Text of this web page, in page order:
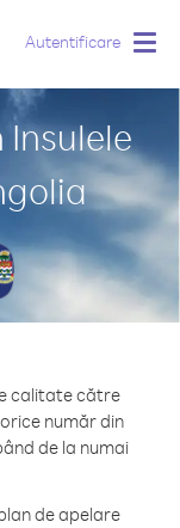
Autentificare
calitate către
număr din
de la numai
de apelare